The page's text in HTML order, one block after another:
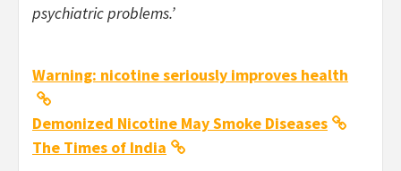
psychiatric problems.’
Warning: nicotine seriously improves health
Demonized Nicotine May Smoke Diseases
The Times of India